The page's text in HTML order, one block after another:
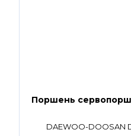
Поршень
DAEWOO-DOOSAN